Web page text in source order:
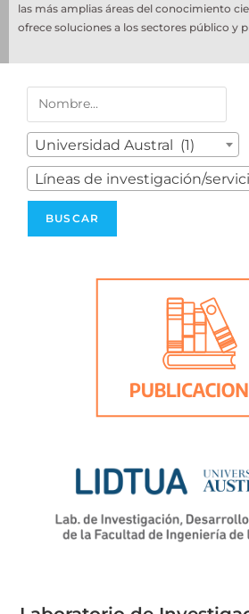
las más amplias áreas del conocimiento
ofrece soluciones a los sectores público y
Universidad Austral (1)
Líneas de investigación/